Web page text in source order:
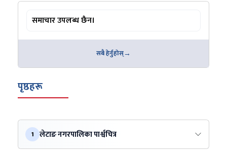
समाचार उपलब्ध छैन।
सबै हेर्नुहोस्
पृष्ठहरू
1 लेटाङ नगरपालिका पार्श्वचित्र